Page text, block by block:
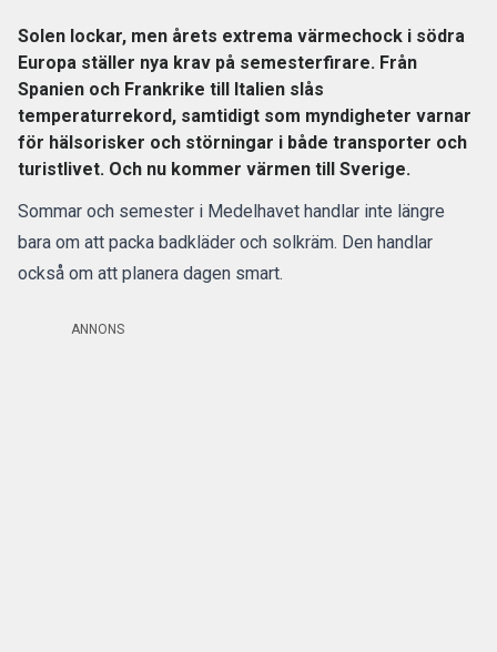
Solen lockar, men årets extrema värmechock i södra
Europa ställer nya krav på semesterfirare. Från
Spanien och Frankrike till Italien slås
temperaturrekord, samtidigt som myndigheter varnar
för hälsorisker och störningar i både transporter och
turistlivet. Och nu kommer värmen till Sverige.
Sommar och semester i Medelhavet handlar inte längre
bara om att packa badkläder och solkräm. Den handlar
också om att planera dagen smart.
ANNONS